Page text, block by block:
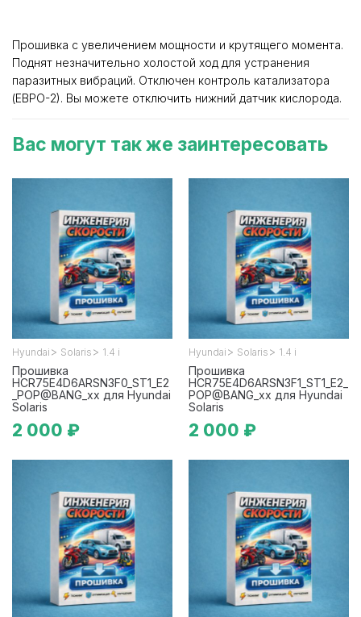
Прошивка с увеличением мощности и крутящего момента.
Поднят незначительно холостой ход для устранения
паразитных вибраций. Отключен контроль катализатора
(ЕВРО-2). Вы можете отключить нижний датчик кислорода.
Вас могут так же заинтересовать
Hyundai > Solaris > 1.4 i
Прошивка
HCR75E4D6ARSN3F0_ST1_E2
_POP@BANG_xx для Hyundai
Solaris
2 000 ₽
Hyundai > Solaris > 1.4 i
Прошивка
HCR75E4D6ARSN3F1_ST1_E2_
POP@BANG_xx для Hyundai
Solaris
2 000 ₽